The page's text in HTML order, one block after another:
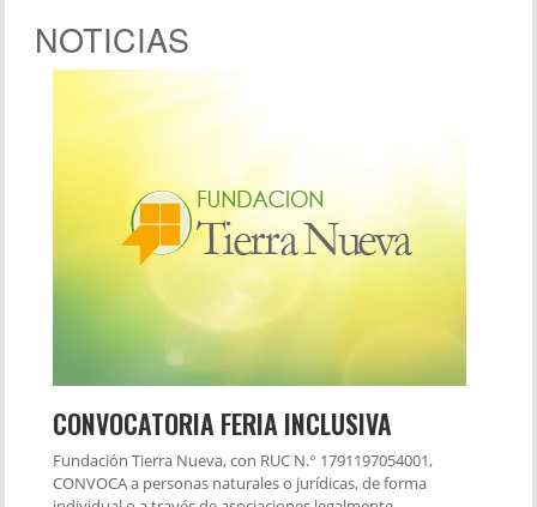
NOTICIAS
CONVOCATORIA FERIA INCLUSIVA
Fundación Tierra Nueva, con RUC N.° 1791197054001,
CONVOCA a personas naturales o jurídicas, de forma